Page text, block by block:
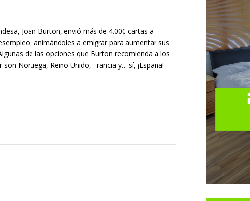
Joan Burton, envió más de 4.000 cartas a
animándoles a emigrar para aumentar sus
de las opciones que Burton recomienda a los
Noruega, Reino Unido, Francia y… sí, ¡España!